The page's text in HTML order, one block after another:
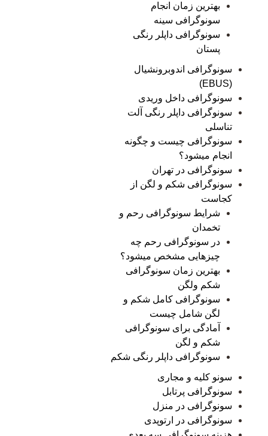
بهترین زمان انجام
سونوگرافی سینه
سونوگرافی داپلر رنگی
پستان
سونوگرافی اندوبرونشیال
(EBUS)
سونوگرافی داخل وریدی
سونوگرافی داپلر رنگی آلت
تناسلی
سونوگرافی چیست و چگونه
انجام میشود؟
سونوگرافی در تهران
سونوگرافی شکم و لگن از
کجاست
شرایط سونوگرافی رحم و
تخمدان
در سونوگرافی رحم چه
چیزهایی مشخص میشود؟
بهترین زمان سونوگرافی
شکم ولگن
سونوگرافی کامل شکم و
لگن شامل چیست
آمادگی برای سونوگرافی
شکم و لگن
سونوگرافی داپلر رنگی شکم
سونو کلیه و مجاری
سونوگرافی پرتابل
سونوگرافی در منزل
سونوگرافی در ارتوپدی